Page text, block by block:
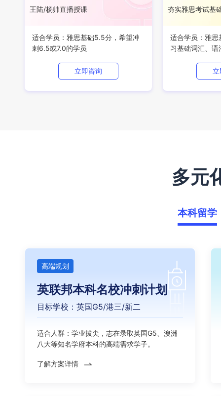
王陆/杨帅直播授课
适合学员：雅思基础5.5分，希望冲
刺6.5或7.0的学员
立即咨询
夯实雅思考试基
适合学员：雅
习基础词汇、语
多元
本科留学
高端规划
英联邦本科名校冲刺计划
目标学校：英国G5/港三/新二
适合人群：学业拔尖，志在录取英国G5、澳洲
八大等知名学府本科的高端需求学子。
了解方案详情